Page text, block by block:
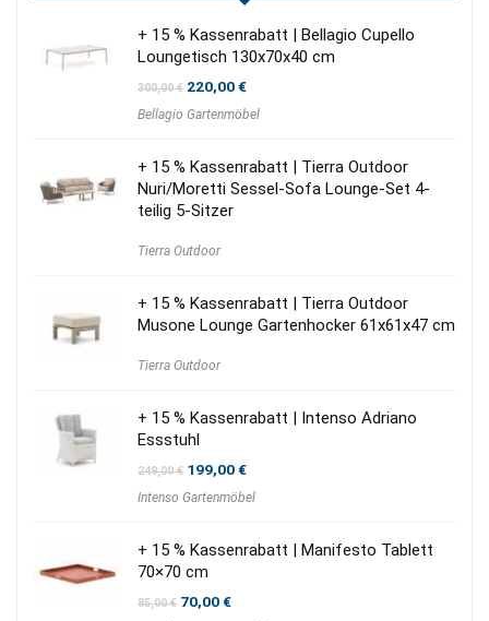
+ 15 % Kassenrabatt | Bellagio Cupello
Loungetisch 130x70x40 cm
300,00€ Ursprünglicher
war:
220,00€Aktueller
ist:
Bellagio Gartenmöbel
+ 15 % Kassenrabatt | Tierra Outdoor
Nuri/Moretti Sessel-Sofa Lounge-Set 4-
teilig 5-Sitzer
Tierra Outdoor
+ 15 % Kassenrabatt | Tierra Outdoor
Musone Lounge Gartenhocker 61x61x47 cm
Tierra Outdoor
+ 15 % Kassenrabatt | Intenso Adriano
Essstuhl
249,00€ Ursprünglicher
war:
199,00€Aktueller
ist:
Intenso Gartenmöbel
+ 15 % Kassenrabatt | Manifesto Tablett
70×70 cm
85,00€ Ursprünglicher
70,00€Aktueller